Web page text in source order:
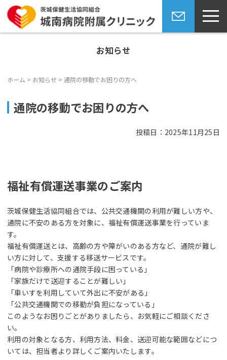
Skip お問い合
お知らせ
ホーム > お知らせ >通院の移動でお困りの方へ
通院の移動でお困りの方へ
投稿日：2025年11月25日
福祉有償運送事業のご案内
茨城保健生活協同組合では、公共交通機関の利用が難しい方や、
通院に不安のある方を対象に、福祉有償運送事業を行っていま
す。
福祉有償運送とは、高齢の方や障がいのある方など、通院が難し
い方に対して、支援する移送サービスです。
「病院や診療所への通院手段に困っている」
「家族だけで送迎することが難しい」
「車いすを利用していて外出に不安がある」
「公共交通機関での移動が負担になっている」
このようなお困りごとがありましたら、お気軽にご相談くださ
い。
利用の対象となる方、利用方法、料金、送迎可能な範囲などにつ
いては、担当者より詳しくご案内いたします。